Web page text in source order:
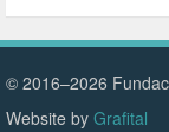
VIVIENDA (9)
VOLODIMIR
© 2016–2026
Website by Grafital